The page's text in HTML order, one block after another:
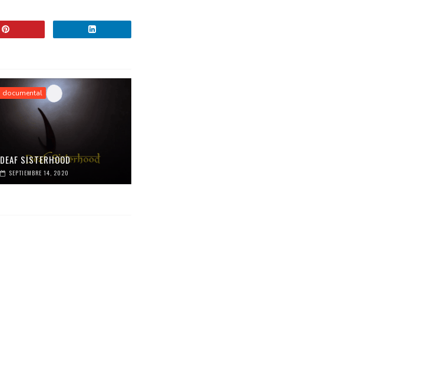
documental
DEAF SISTERHOOD
SEPTIEMBRE 14, 2020